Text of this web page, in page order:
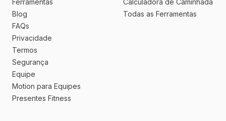
Blog
FAQs
Privacidade
Termos
Segurança
Equipe
Motion para Equipes
Presentes Fitness
Todas as Ferramentas